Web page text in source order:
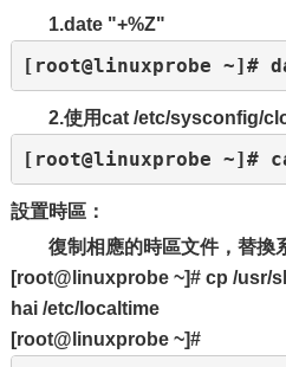
1.date "+%Z"
[root@linuxprobe ~]#
2.使用cat /etc/sysconfig/
[root@linuxprobe ~]#
設置時區：
復制相應的時區文件，替換
[root@linuxprobe ~]# cp /usr/
hai /etc/localtime
[root@linuxprobe ~]#